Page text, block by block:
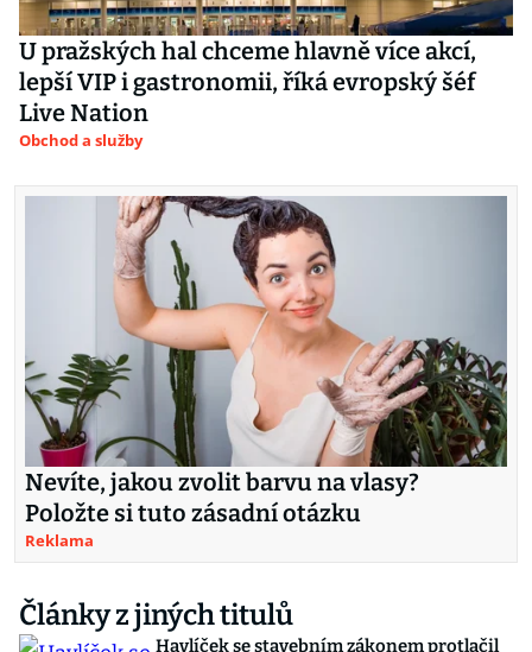
U pražských hal chceme hlavně více akcí,
lepší VIP i gastronomii, říká evropský šéf
Live Nation
Obchod a služby
Nevíte, jakou zvolit barvu na vlasy?
Položte si tuto zásadní otázku
Reklama
Články z jiných titulů
Havlíček se stavebním zákonem protlačil